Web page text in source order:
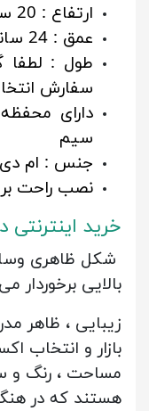
ارتفاع : 20 سانتیمتر
عمق : 24 سانتی متر
طول : لطفا
سفارش
دارای
سیم
جنس : ام
نصب راحت بر
خرید اینترنتی
شکل ظاهری
بالایی برخوردار
زیبایی ، ظاهر
بازار و انتخاب
مساحت ، رنگ و
هستند که در